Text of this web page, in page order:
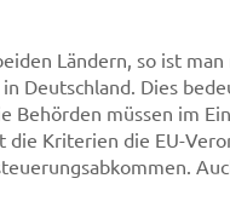
Ländern, so ist
Deutschland. Dies
Behörden müssen im
die Kriterien die EU-